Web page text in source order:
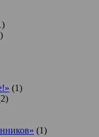
(1)
(1)